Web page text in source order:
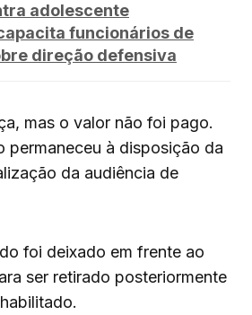
adolescente
funcionários de
direção defensiva
mas o valor não foi pago.
permaneceu à disposição da
da audiência de
foi deixado em frente ao
ser retirado posteriormente